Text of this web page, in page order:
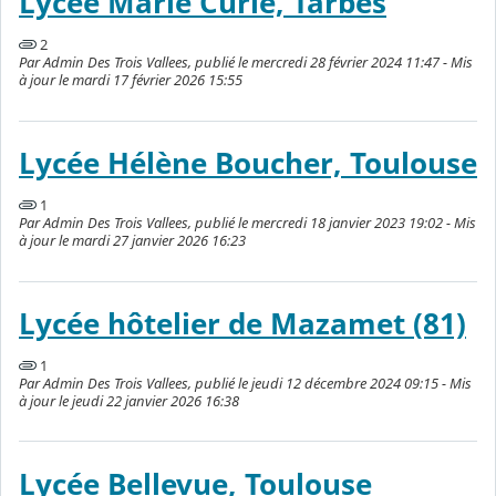
2
Par Admin Des Trois Vallees, publié le mercredi 28 février 2024 11:47 - Mis
à jour le mardi 17 février 2026 15:55
Lycée Hélène Boucher, Toulouse
1
Par Admin Des Trois Vallees, publié le mercredi 18 janvier 2023 19:02 - Mis
à jour le mardi 27 janvier 2026 16:23
Lycée hôtelier de Mazamet (81)
1
Par Admin Des Trois Vallees, publié le jeudi 12 décembre 2024 09:15 - Mis
à jour le jeudi 22 janvier 2026 16:38
Lycée Bellevue, Toulouse